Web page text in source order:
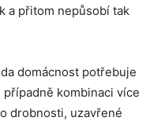
a přitom nepůsobí tak
domácnost potřebuje
kombinaci více
drobnosti, uzavřené